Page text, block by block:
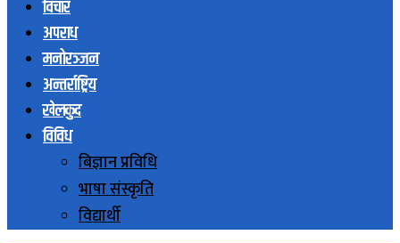
विचार
अपराध
मनोरञ्जन
अन्तर्राष्ट्रिय
खेलकुद
विविध
बिज्ञान प्रविधि
भाषा संस्कृति
विद्यार्थी